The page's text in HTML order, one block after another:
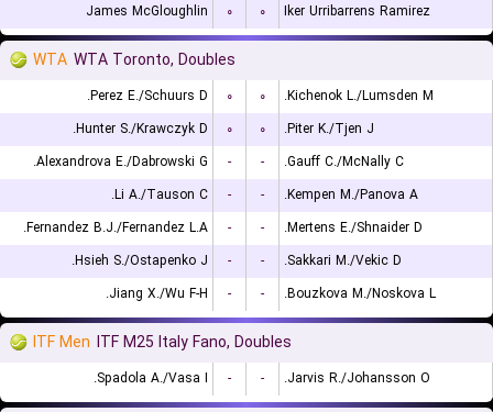
James McGloughlin
۰ ۰ Iker Urribarrens Ramirez
WTA WTA Toronto, Doubles
Perez E./Schuurs D. ۰ ۰
Kichenok L./Lumsden M.
Hunter S./Krawczyk D.
۰ ۰
Piter K./Tjen J.
Alexandrova E./Dabrowski G.
- -
Gauff C./McNally C.
Li A./Tauson C.
- -
Kempen M./Panova A.
Fernandez B.J./Fernandez L.A.
- -
Mertens E./Shnaider D.
Hsieh S./Ostapenko J.
- -
Sakkari M./Vekic D.
Jiang X./Wu F-H.
- - Bouzkova M./Noskova L.
ITF Men ITF M25 Italy Fano, Doubles
Spadola A./Vasa I. - - Jarvis R./Johansson O.